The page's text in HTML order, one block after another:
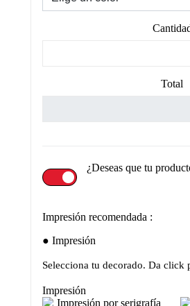
Total
¿Deseas que tu
Impresión recomendada :
Impresión
Selecciona tu decorado. Da click
Impresión